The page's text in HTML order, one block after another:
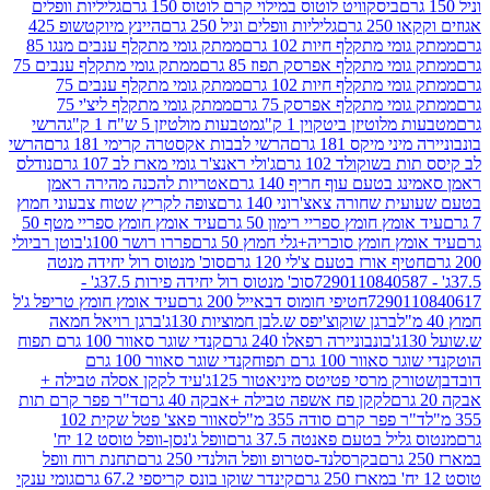
ביסקוויט לוטוס במילוי קרם לוטוס 150 גרם
גליליות וופלים
גרם
גליליות וופלים וניל 250 גרם
היינץ מיוקטשופ 425
מתקלף חיות 102 גרם
ממתק גומי מתקלף ענבים מנגו 85
מתקלף אפרסק תפוז 85 גרם
ממתק גומי מתקלף ענבים 75
מתקלף חיות 102 גרם
ממתק גומי מתקלף ענבים 75
מתקלף אפרסק 75 גרם
ממתק גומי מתקלף ליצ'י 75
ביטקוין 1 ק"ג
מטבעות מולטיזן 5 ש"ח 1 ק"ג
הרשי
מיקס 181 גרם
הרשי לבבות אקסטרה קרימי 181 גרם
הרשי
102 גרם
ג'ולי ראנצ'ר גומי מארז לב 107 גרם
נודלס
עוף חריף 140 גרם
אטריות להכנה מהירה ראמן
שחורה צאצ'רוני 140 גרם
צופה לקריץ שטוח צבעוני חמוץ
חומץ ספריי רימון 50 גרם
עיד אומץ חומץ ספריי מטף 50
חומץ סוכריה+גלי חמוץ 50 גרם
פררו רושר 100ג'
בוטן רביולי
אורז בטעם צ'לי 120 גרם
סוכ' מנטוס רול יחידה מנטה
סוכ' מנטוס רול יחידה פירות 37.5ג' -
חטיפי חומוס דבאייל 200 גרם
עיד אומץ חומץ טריפל ג'ל
ברגן שוקוצ'יפס ש.לבן חמוציות 130ג'
ברגן רויאל חמאה
בונבוניירה רפאלו 240 גרם
קנדי שוגר סאוור 100 גרם תפוח
100 גרם תפוח
קנדי שוגר סאוור 100 גרם
מרסי פטיטס מיניאטור 125ג'
עיד לקקן אסלה טבילה +
לקקן פח אשפה טבילה +אבקה 40 גרם
ד"ר פפר קרם תות
פפר קרם סודה 355 מ"ל
סאוור פאצ' פטל שקית 102
בטעם פאנטה 37.5 גרם
וופל ג'נסן-וופל טוסט 12 יח'
בקרסלנד-סטרופ וופל הולנדי 250 גרם
תחנת רוח וופל
קינדר שוקו בונס קריספי 67.2 גרם
גומי ענקי